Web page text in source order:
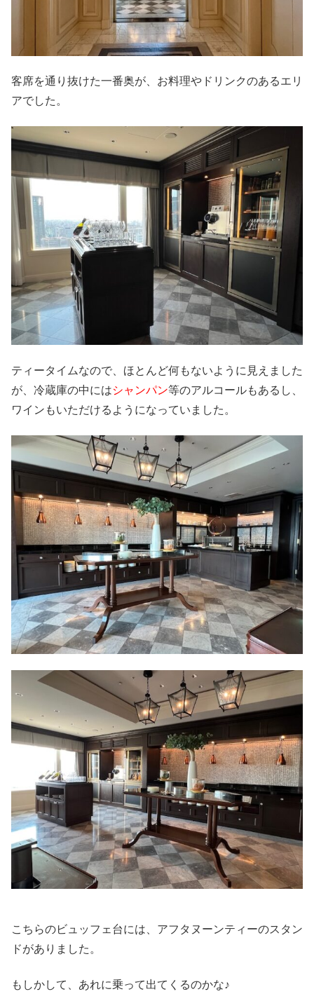
客席を通り抜けた一番奥が、お料理やドリンクのあるエリ
アでした。
ティータイムなので、ほとんど何もないように見えました
が、冷蔵庫の中にはシャンパン等のアルコールもあるし、
ワインもいただけるようになっていました。
こちらのビュッフェ台には、アフタヌーンティーのスタン
ドがありました。
もしかして、あれに乗って出てくるのかな♪